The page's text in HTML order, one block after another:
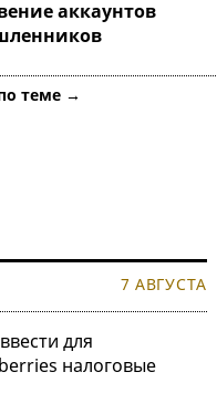
аккаунтов
теме →
7 АВГУСТА
для
налоговые